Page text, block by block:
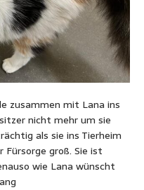
zusammen mit Lana ins
nicht mehr um sie
als sie ins Tierheim
groß. Sie ist
wie Lana wünscht